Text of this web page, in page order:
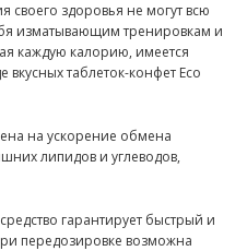
своего здоровья не могут всю
изматывающим тренировкам и
каждую калорию, имеется
вкусных таблеток-конфет Eco
на ускорение обмена
липидов и углеводов,
гарантирует быстрый и
передозировке возможна